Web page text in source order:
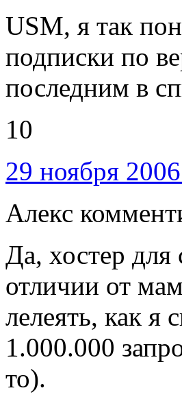
USM, я так
подписки по
последним в
10
29 ноября
Алекс
Да, хостер для
отличии от
лелеять, как я
1.000.000
то).